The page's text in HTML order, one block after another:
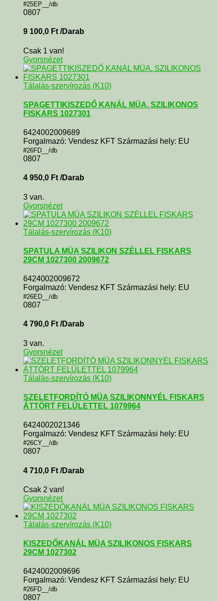
#25EP__/db
0807
9 100,0 Ft /Darab
Csak 1 van!
Gyorsnézet
Tálalás-szervírozás (K10)
SPAGETTIKISZEDŐ KANÁL MÜA. SZILIKONOS
FISKARS 1027301
6424002009689
Forgalmazó: Vendesz KFT Származási hely: EU
#26FD__/db
0807
4 950,0 Ft /Darab
3 van.
Gyorsnézet
Tálalás-szervírozás (K10)
SPATULA MÜA SZILIKON SZÉLLEL FISKARS
29CM 1027300 2009672
6424002009672
Forgalmazó: Vendesz KFT Származási hely: EU
#26ED__/db
0807
4 790,0 Ft /Darab
3 van.
Gyorsnézet
Tálalás-szervírozás (K10)
SZELETFORDÍTÓ MÜA SZILIKONNYÉL FISKARS
ÁTTÖRT FELÜLETTEL 1079964
6424002021346
Forgalmazó: Vendesz KFT Származási hely: EU
#26CY__/db
0807
4 710,0 Ft /Darab
Csak 2 van!
Gyorsnézet
Tálalás-szervírozás (K10)
KISZEDŐKANÁL MÜA SZILIKONOS FISKARS
29CM 1027302
6424002009696
Forgalmazó: Vendesz KFT Származási hely: EU
#26FD__/db
0807